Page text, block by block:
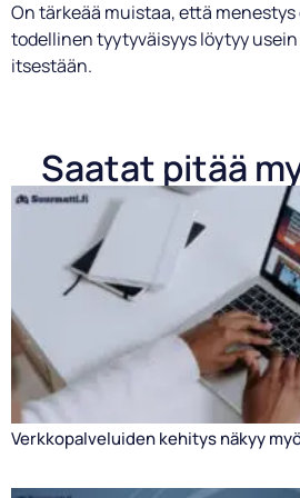
On tärkeää muistaa, että
todellinen tyytyväisyys löytyy
itsestään.
Saatat pitää
Verkkopalveluiden kehitys näkyy